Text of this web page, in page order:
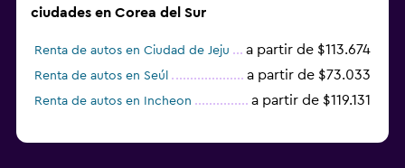
ciudades en Corea del Sur
Renta de autos en Ciudad de Jeju a partir de $113.674
Renta de autos en Seúl a partir de $73.033
Renta de autos en Incheon a partir de $119.131